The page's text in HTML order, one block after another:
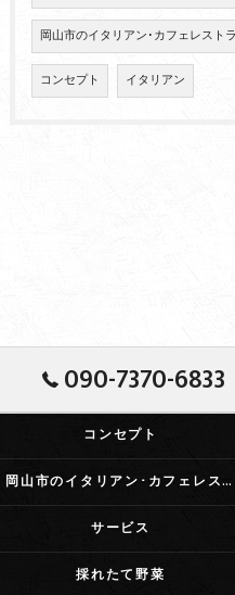
岡山市のイタリアン･カフェレスト
コンセプト イタリアン
090-7370-6833
コンセプト
岡山市のイタリアン･カフェレストランふらっとの評判
サービス
採れたて野菜